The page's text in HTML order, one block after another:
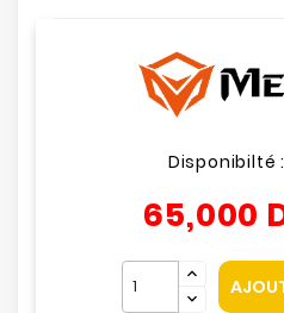
Disponibilté :
65,000